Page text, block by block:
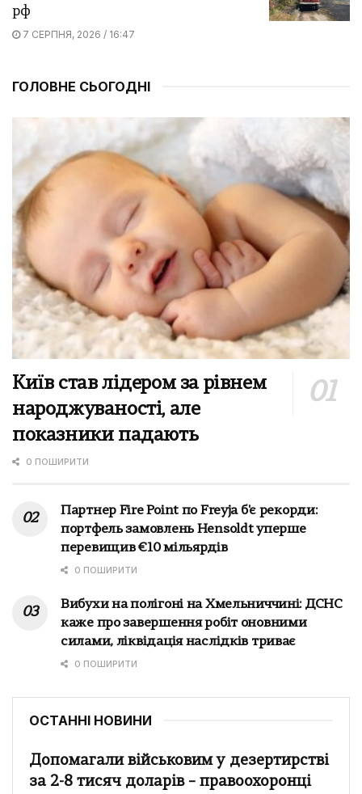
рф
7 СЕРПНЯ, 2026 / 16:47
ГОЛОВНЕ СЬОГОДНІ
Київ став лідером за рівнем
народжуваності, але
показники падають
0 ПОШИРИТИ
Партнер Fire Point по Freyja б'є рекорди:
портфель замовлень Hensoldt уперше
перевищив €10 мільярдів
0 ПОШИРИТИ
Вибухи на полігоні на Хмельниччині: ДСНС
каже про завершення робіт оновними
силами, ліквідація наслідків триває
0 ПОШИРИТИ
ОСТАННІ НОВИНИ
Допомагали військовим у дезертирстві
за 2-8 тисяч доларів – правоохоронці